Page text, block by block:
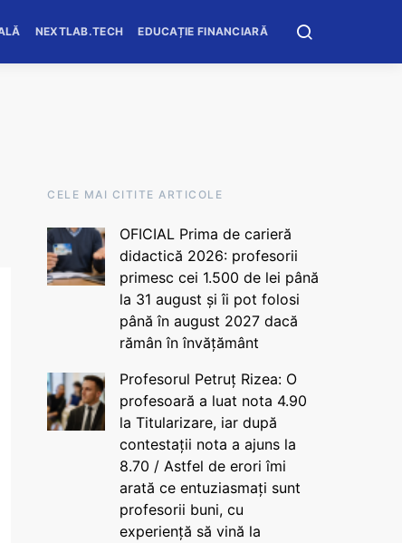
NEXTLAB.TECH EDUCAȚIE FINANCIARĂ
CELE MAI CITITE ARTICOLE
OFICIAL Prima de carieră
didactică 2026: profesorii
primesc cei 1.500 de lei până
la 31 august și îi pot folosi
până în august 2027 dacă
rămân în învățământ
Profesorul Petruț Rizea: O
profesoară a luat nota 4.90
la Titularizare, iar după
contestații nota a ajuns la
8.70 / Astfel de erori îmi
arată ce entuziasmați sunt
profesorii buni, cu
experiență să vină la